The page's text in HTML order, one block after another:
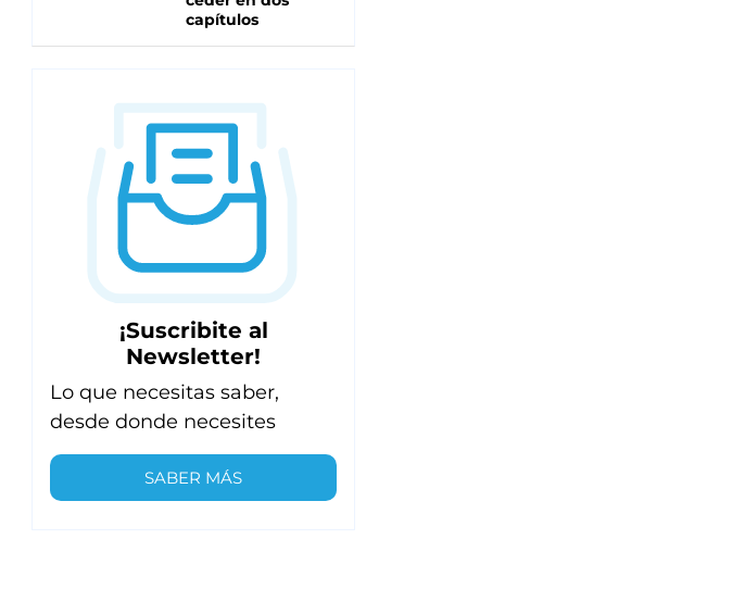
capítulos
¡Suscribite al
Newsletter!
Lo que necesitas saber,
desde donde necesites
SABER MÁS